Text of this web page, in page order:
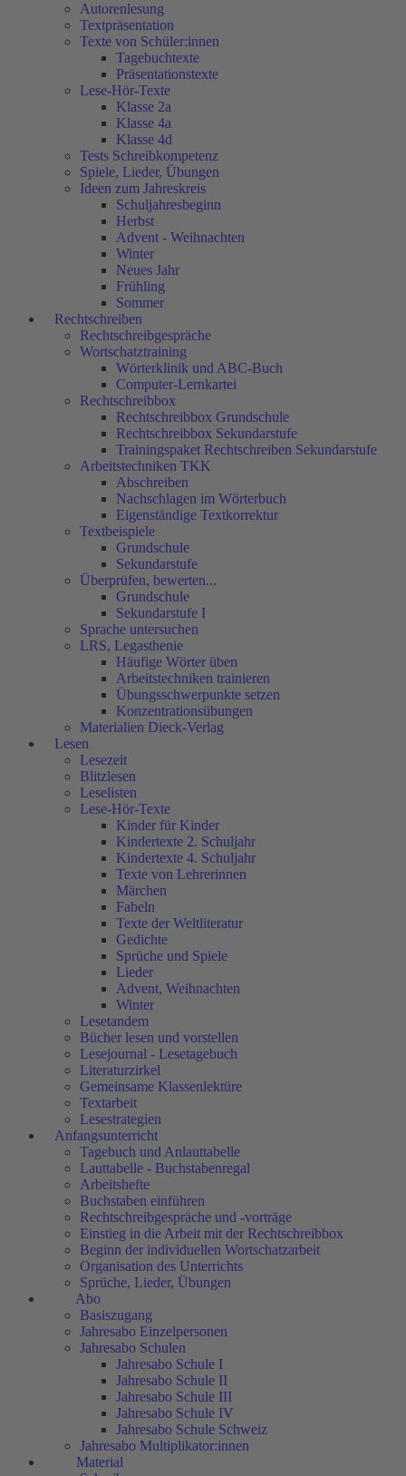
Autorenlesung
Textpräsentation
Texte von Schüler:innen
Tagebuchtexte
Präsentationstexte
Lese-Hör-Texte
Klasse 2a
Klasse 4a
Klasse 4d
Tests Schreibkompetenz
Spiele, Lieder, Übungen
Ideen zum Jahreskreis
Schuljahresbeginn
Herbst
Advent - Weihnachten
Winter
Neues Jahr
Frühling
Sommer
Rechtschreiben
Rechtschreibgespräche
Wortschatztraining
Wörterklinik und ABC-Buch
Computer-Lernkartei
Rechtschreibbox
Rechtschreibbox Grundschule
Rechtschreibbox Sekundarstufe
Trainingspaket Rechtschreiben Sekundarstufe
Arbeitstechniken TKK
Abschreiben
Nachschlagen im Wörterbuch
Eigenständige Textkorrektur
Textbeispiele
Grundschule
Sekundarstufe
Überprüfen, bewerten...
Grundschule
Sekundarstufe I
Sprache untersuchen
LRS, Legasthenie
Häufige Wörter üben
Arbeitstechniken trainieren
Übungsschwerpunkte setzen
Konzentrationsübungen
Materialien Dieck-Verlag
Lesen
Lesezeit
Blitzlesen
Leselisten
Lese-Hör-Texte
Kinder für Kinder
Kindertexte 2. Schuljahr
Kindertexte 4. Schuljahr
Texte von Lehrerinnen
Märchen
Fabeln
Texte der Weltliteratur
Gedichte
Sprüche und Spiele
Lieder
Advent, Weihnachten
Winter
Lesetandem
Bücher lesen und vorstellen
Lesejournal - Lesetagebuch
Literaturzirkel
Gemeinsame Klassenlektüre
Textarbeit
Lesestrategien
Anfangsunterricht
Tagebuch und Anlauttabelle
Lauttabelle - Buchstabenregal
Arbeitshefte
Buchstaben einführen
Rechtschreibgespräche und -vorträge
Einstieg in die Arbeit mit der Rechtschreibbox
Beginn der individuellen Wortschatzarbeit
Organisation des Unterrichts
Sprüche, Lieder, Übungen
Abo
Basiszugang
Jahresabo Einzelpersonen
Jahresabo Schulen
Jahresabo Schule I
Jahresabo Schule II
Jahresabo Schule III
Jahresabo Schule IV
Jahresabo Schule Schweiz
Jahresabo Multiplikator:innen
Material